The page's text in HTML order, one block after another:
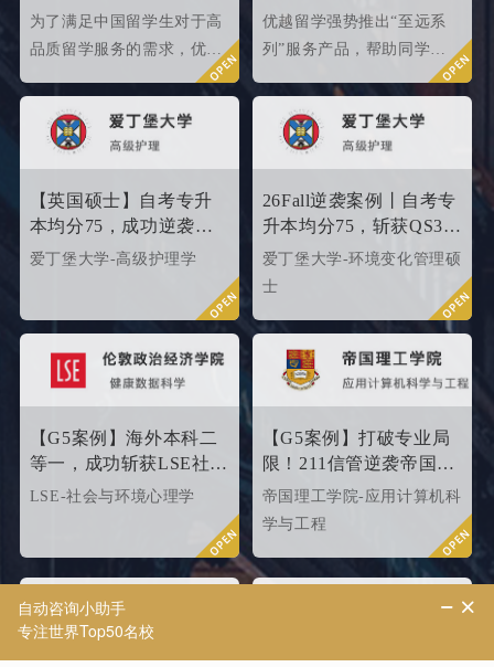
界名校硕士offer！
为了满足中国留学生对于高
品质留学服务的需求，优越
留学推出了更适合世界名校
服务产品。该留学服务产品
以外籍文书高端定制为核
心，覆盖英、美、港、澳、
新等留学多地域，包含本科/
在帮助更多学生拿下理想院
门，从外籍文书高端定制开
始！
2026/2027fall冲刺度身定
制！
优越留学强势推出“至远系
列”服务产品，帮助同学们
【英国硕士】自考专升
本均分75，成功逆袭
QS34爱丁堡高级护理硕
爱丁堡大学-高级护理学
26Fall逆袭案例丨自考专
升本均分75，斩获QS35
爱丁堡高级护理硕士！
爱丁堡大学-环境变化管理硕
士
【G5案例】海外本科二
等一，成功斩获LSE社会
与环境心理学硕士
LSE-社会与环境心理学
【G5案例】打破专业局
限！211信管逆袭帝国理
工G5硬核计算机专业
帝国理工学院-应用计算机科
学与工程